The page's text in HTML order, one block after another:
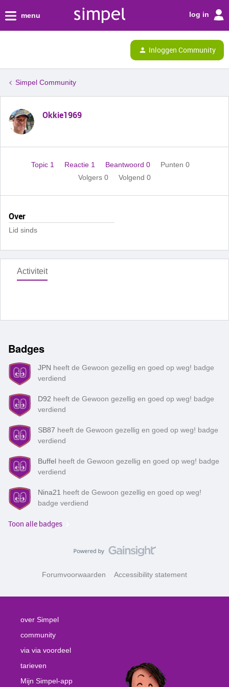
menu log in
Inloggen Community
Simpel Community
Okkie1969
Topic 1 Reactie 1 Beantwoord 0
Punten 0
Volgers 0 Volgend 0
Over
Lid sinds
Activiteit
Badges
JPN heeft de Gewoon gezellig en goed op weg! badge
verdiend
D92 heeft de Gewoon gezellig en goed op weg! badge
verdiend
SB87 heeft de Gewoon gezellig en goed op weg! badge
verdiend
Buffel heeft de Gewoon gezellig en goed op weg! badge
verdiend
Nina21 heeft de Gewoon gezellig en goed op weg!
badge verdiend
Toon alle badges
Forumvoorwaarden Accessibility statement
over Simpel
community
via via voordeel
tarieven
Mijn Simpel-app